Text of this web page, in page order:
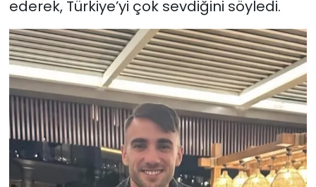
ederek, Türkiye’yi çok sevdiğini söyledi.